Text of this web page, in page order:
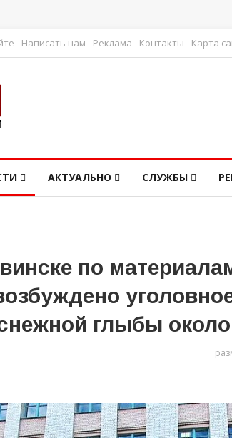
Написать нам Реклама Контакты Карта
АКТУАЛЬНО СЛУЖБЫ
по
глыбы около